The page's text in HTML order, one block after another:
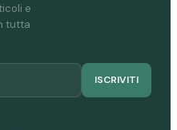
e
tutta
ISCRIVITI